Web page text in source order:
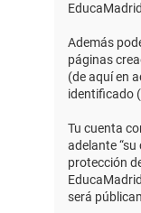
Además
páginas
(de aquí en
identificado
Tu cuenta
adelante
protección
será